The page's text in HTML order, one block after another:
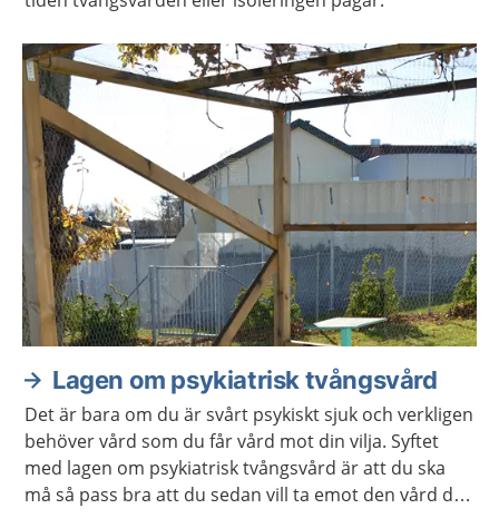
Lagen om psykiatrisk tvångsvård
Det är bara om du är svårt psykiskt sjuk och verkligen
behöver vård som du får vård mot din vilja. Syftet
med lagen om psykiatrisk tvångsvård är att du ska
må så pass bra att du sedan vill ta emot den vård du